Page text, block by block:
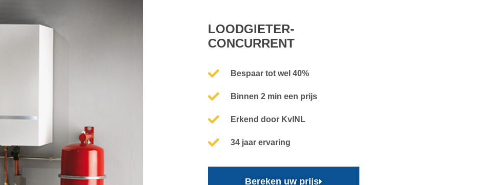
LOODGIETER-
CONCURRENT
Bespaar tot wel 40%
Binnen 2 min een prijs
Erkend door KvINL
34 jaar ervaring
Bereken uw prijs